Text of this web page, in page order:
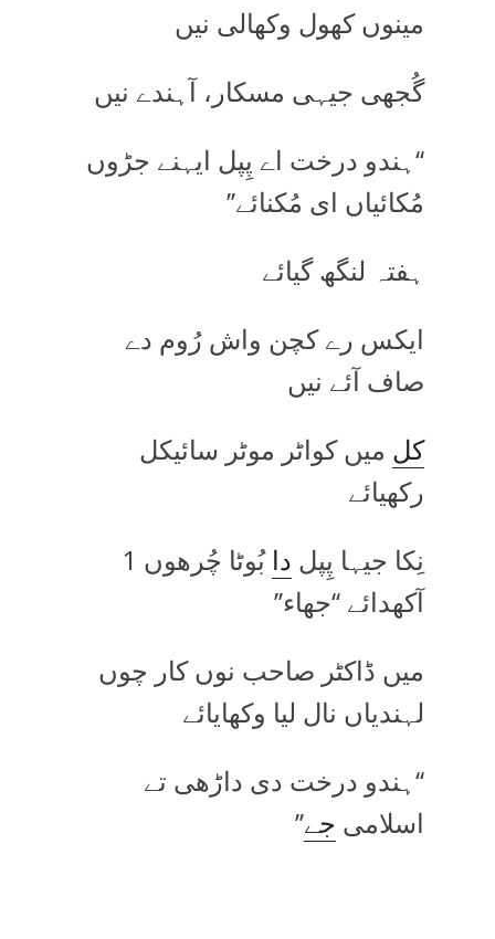
مینوں کھول وکھالی نیں
گُجھی جیہی مسکار، آہندے نیں
‘‘ہندو درخت اے پِپل ایہنے جڑوں
مُکائیاں ای مُکنائے’’
ہفتہ لنگھ گیائے
ایکس رے کچن واش رُوم دے
صاف آئے نیں
کل میں کواٹر موٹر سائیکل
رکھیائے
نِکا جیہا پِپل دا
بُوٹا چُرھوں 1
آکھدائے ‘‘جھاء’’
میں ڈاکٹر صاحب نوں کار چوں
لہندیاں نال لیا وکھایائے
‘‘ہندو درخت دی داڑھی تے
اسلامی جے’’